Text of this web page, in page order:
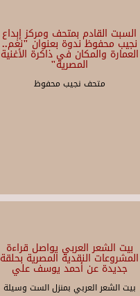
السبت القادم بمتحف ومركز إبداع
نجيب محفوظ ندوة بعنوان "نغم..
العمارة والمكان في ذاكرة الأغنية
المصرية"
متحف نجيب محفوظ
بيت الشعر العربي يواصل قراءة
المشروعات النقدية المصرية بحلقة
جديدة عن أحمد يوسف علي
بيت الشعر العربي بمنزل الست وسيلة